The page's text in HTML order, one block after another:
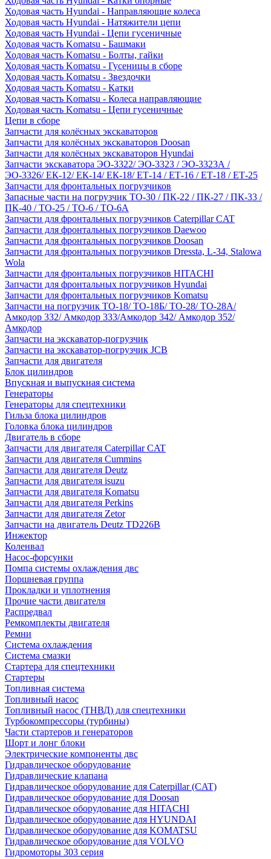
Ходовая часть Hyundai - Направляющие колеса
Ходовая часть Hyundai - Натяжители цепи
Ходовая часть Hyundai - Цепи гусеничные
Ходовая часть Komatsu - Башмаки
Ходовая часть Komatsu - Болты, гайки
Ходовая часть Komatsu - Гусеницы в сборе
Ходовая часть Komatsu - Звездочки
Ходовая часть Komatsu - Катки
Ходовая часть Komatsu - Колеса направляющие
Ходовая часть Komatsu - Цепи гусеничные
Цепи в сборе
Запчасти для колёсных экскаваторов
Запчасти для колёсных экскаваторов Doosan
Запчасти для колёсных экскаваторов Hyundai
Запчасти экскаватора ЭО-3322/ ЭО-3323 / ЭО-3323А /
ЭО-3326/ ЕК-12/ ЕК-14/ ЕК-18/ ЕТ-14 / ЕТ-16 / ЕТ-18 / ЕТ-25
Запчасти для фронтальных погрузчиков
Запасные части на погрузчик ТО-30 / ПК-22 / ПК-27 / ПК-33 /
ПК-40 / ТО-25 / ТО-6 / ТО-6А
Запчасти для фронтальных погрузчиков Caterpillar CAT
Запчасти для фронтальных погрузчиков Daewoo
Запчасти для фронтальных погрузчиков Doosan
Запчасти для фронтальных погрузчиков Dressta, L-34, Stalowa
Wola
Запчасти для фронтальных погрузчиков HITACHI
Запчасти для фронтальных погрузчиков Hyundai
Запчасти для фронтальных погрузчиков Komatsu
Запчасти на погрузчик ТО-18/ ТО-18Б/ ТО-28/ ТО-28А/
Амкодор 332/ Амкодор 333/Амкодор 342/ Амкодор 352/
Амкодор
Запчасти на экскаватор-погрузчик
Запчасти на экскаватор-погрузчик JCB
Запчасти для двигателя
Блок цилиндров
Впускная и выпускная система
Генераторы
Генераторы для спецтехники
Гильза блока цилиндров
Головка блока цилиндров
Двигатель в сборе
Запчасти для двигателя Caterpillar CAT
Запчасти для двигателя Cummins
Запчасти для двигателя Deutz
Запчасти для двигателя isuzu
Запчасти для двигателя Komatsu
Запчасти для двигателя Perkins
Запчасти для двигателя Zetor
Запчасти на двигатель Deutz TD226B
Инжектор
Коленвал
Насос-форсунки
Помпа системы охлаждения двс
Поршневая группа
Прокладки и уплотнения
Прочие части двигателя
Распредвал
Ремкомплекты двигателя
Ремни
Система охлаждения
Система смазки
Стартера для спецтехники
Стартеры
Топливная система
Топливный насос
Топливный насос (ТНВД) для спецтехники
Турбокомпрессоры (турбины)
Части стартеров и генераторов
Шорт и лонг блоки
Электрические компоненты двс
Гидравлическое оборудование
Гидравлические клапана
Гидравлическое оборудование для Caterpillar (CAT)
Гидравлическое оборудование для Doosan
Гидравлическое оборудование для HITACHI
Гидравлическое оборудование для HYUNDAI
Гидравлическое оборудование для KOMATSU
Гидравлическое оборудование для VOLVO
Гидромоторы 303 серия